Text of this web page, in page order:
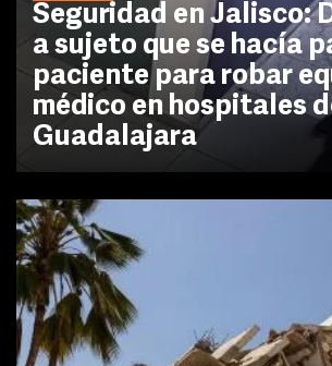
Seguridad en Jalisco:
a sujeto que se hacía
paciente para robar
médico en hospitales
Guadalajara